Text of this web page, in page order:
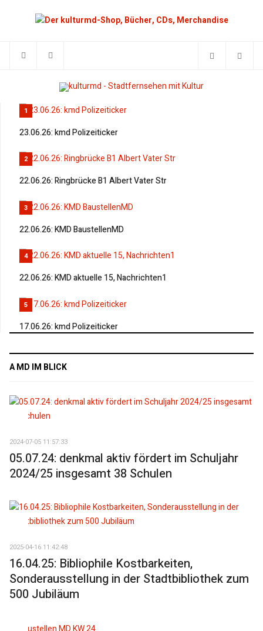
1
23.06.26: kmd Polizeiticker
2
22.06.26: Ringbrücke B1 Albert Vater Str
3
22.06.26: KMD BaustellenMD
4
22.06.26: KMD aktuelle 15, Nachrichten1
5
17.06.26: kmd Polizeiticker
A MD IM BLICK
2024-07-05 11:57:33
05.07.24: denkmal aktiv fördert im Schuljahr
2024/25 insgesamt 38 Schulen
2025-04-16 11:42:48
16.04.25: Bibliophile Kostbarkeiten,
Sonderausstellung in der Stadtbibliothek zum
500 Jubiläum